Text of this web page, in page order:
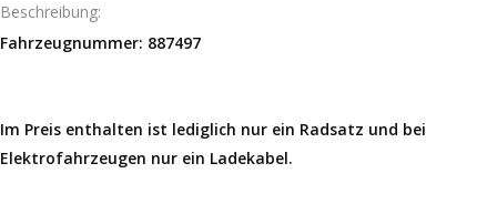
Beschreibung
Fahrzeugnummer: 887497
Im Preis enthalten ist lediglich nur ein Radsatz und bei
Elektrofahrzeugen nur ein Ladekabel.